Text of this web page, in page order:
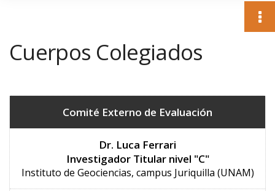
Cuerpos Colegiados
Comité Externo de Evaluación
Dr. Luca Ferrari
Investigador Titular nivel "C"
Instituto de Geociencias, campus Juriquilla (UNAM)